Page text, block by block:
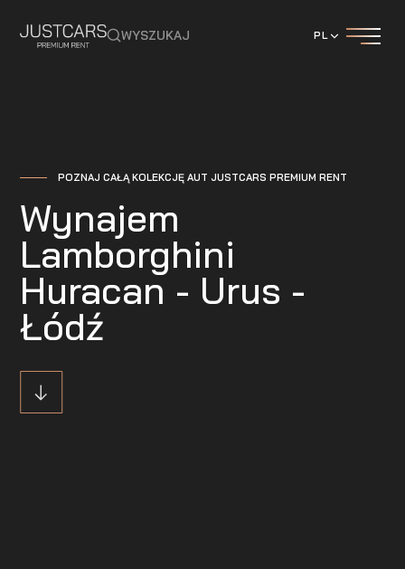
WYSZUKAJ PL
POZNAJ CAŁĄ KOLEKCJĘ AUT JUSTCARS PREMIUM RENT
Wynajem
Lamborghini
Huracan - Urus -
Łódź